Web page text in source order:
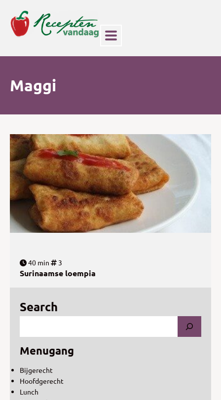
Maggi
40 min 3
Surinaamse loempia
Search
Menugang
Bijgerecht
Hoofdgerecht
Lunch